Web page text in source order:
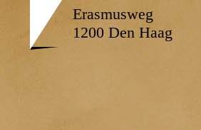
Erasmusweg
1200 Den Haag